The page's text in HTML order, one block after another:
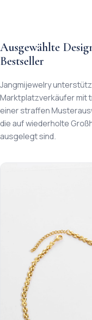
Ausgewählte
Bestseller
Jangmijewelry
Marktplatzverkäufer mit
einer straffen
die auf wiederholte
ausgelegt sind.